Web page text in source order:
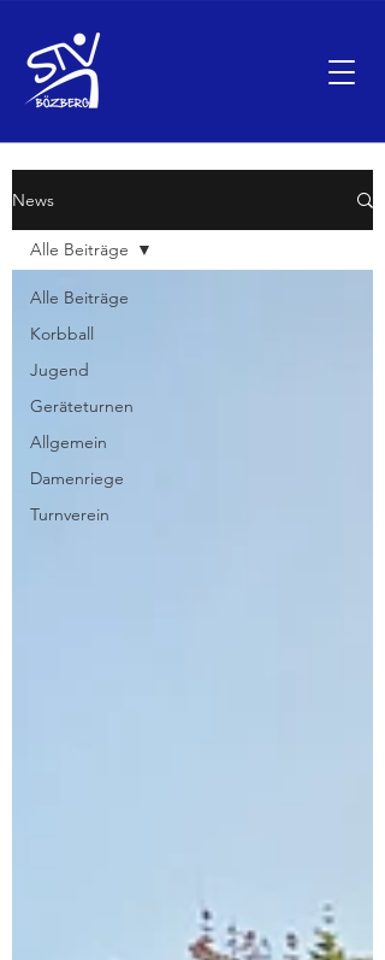
News
Alle Beiträge
Korbball
Jugend
Geräteturnen
Allgemein
Damenriege
Turnverein
Alle Beiträge